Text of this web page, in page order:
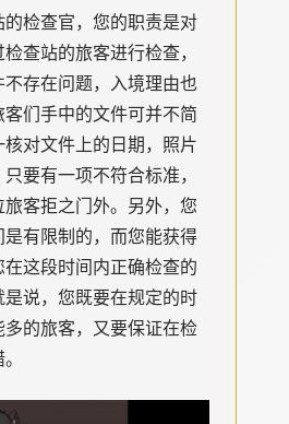
检查官，您的职责是对
查站的旅客进行检查，
存在问题，入境理由也
们手中的文件可并不简
对文件上的日期，照片
要有一项不符合标准，
客拒之门外。另外，您
有限制的，而您能获得
这段时间内正确检查的
说，您既要在规定的时
的旅客，又要保证在检